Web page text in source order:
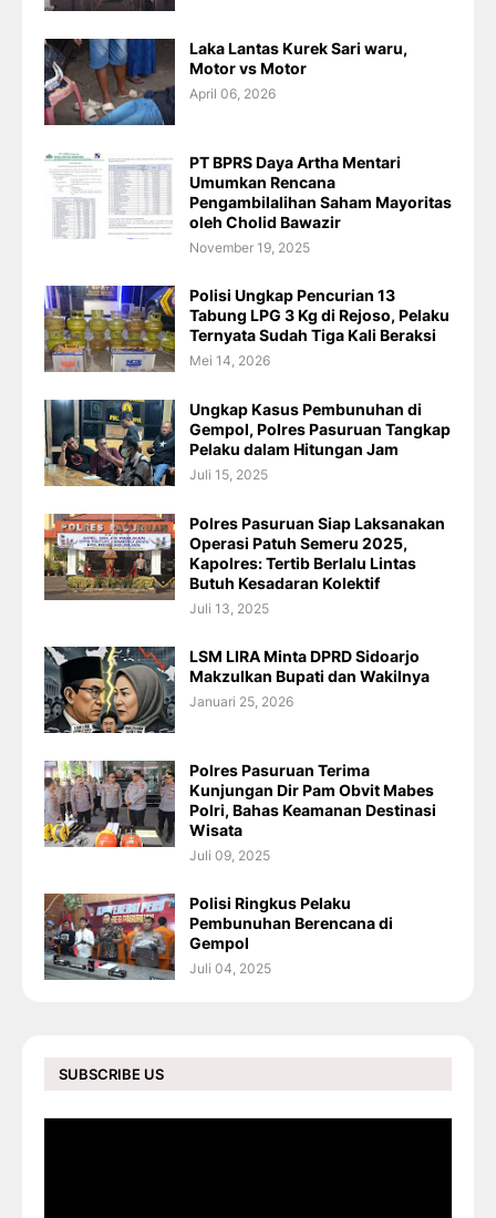
Laka Lantas Kurek Sari waru,
Motor vs Motor
April 06, 2026
PT BPRS Daya Artha Mentari
Umumkan Rencana
Pengambilalihan Saham Mayoritas
oleh Cholid Bawazir
November 19, 2025
Polisi Ungkap Pencurian 13
Tabung LPG 3 Kg di Rejoso, Pelaku
Ternyata Sudah Tiga Kali Beraksi
Mei 14, 2026
Ungkap Kasus Pembunuhan di
Gempol, Polres Pasuruan Tangkap
Pelaku dalam Hitungan Jam
Juli 15, 2025
Polres Pasuruan Siap Laksanakan
Operasi Patuh Semeru 2025,
Kapolres: Tertib Berlalu Lintas
Butuh Kesadaran Kolektif
Juli 13, 2025
LSM LIRA Minta DPRD Sidoarjo
Makzulkan Bupati dan Wakilnya
Januari 25, 2026
Polres Pasuruan Terima
Kunjungan Dir Pam Obvit Mabes
Polri, Bahas Keamanan Destinasi
Wisata
Juli 09, 2025
Polisi Ringkus Pelaku
Pembunuhan Berencana di
Gempol
Juli 04, 2025
SUBSCRIBE US